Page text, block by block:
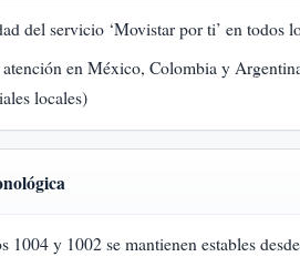
del servicio ‘Movistar por ti’ en todos
en México, Colombia y
locales)
1004 y 1002 se mantienen estables